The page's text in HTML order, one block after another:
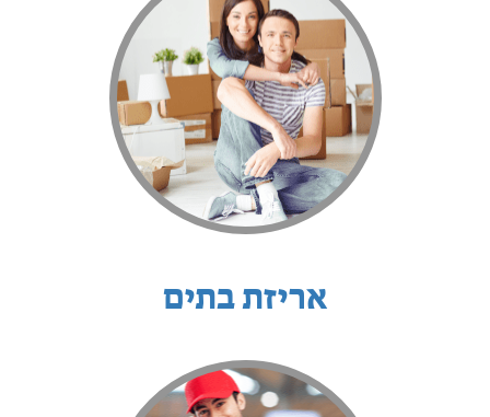
אריזת בתים